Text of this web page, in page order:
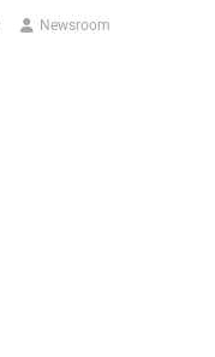
Newsroom